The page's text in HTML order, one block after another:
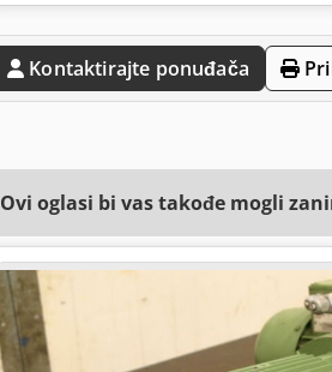
Kontaktirajte ponuđača
Ovi oglasi bi vas takođe mogli